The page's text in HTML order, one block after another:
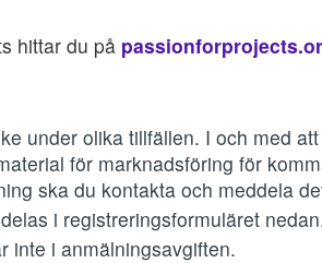
hittar du på
under olika tillfällen. I och med
för marknadsföring för
ska du kontakta och meddela
i registreringsformuläret
inte i anmälningsavgiften.